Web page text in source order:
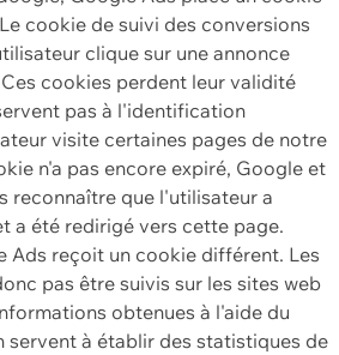
cookie de suivi des conversions
clique sur une annonce
cookies perdent leur validité
pas à l'identification
visite certaines pages de notre
n'a pas encore expiré, Google et
reconnaître que l'utilisateur a
a été redirigé vers cette page.
Ads reçoit un cookie différent. Les
pas être suivis sur les sites web
obtenues à l'aide du
servent à établir des statistiques de